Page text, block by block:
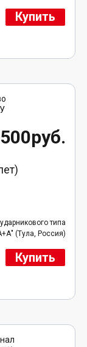
Купить
типа
(Тула, Россия)
Купить